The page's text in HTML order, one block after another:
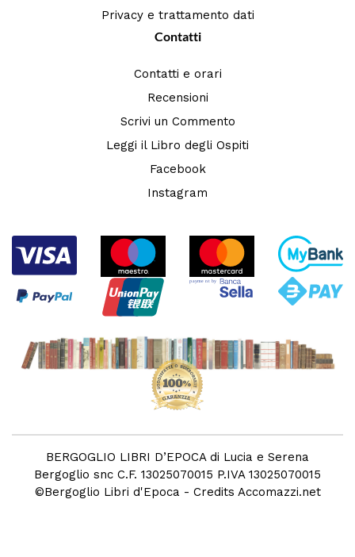
Privacy e trattamento dati
Contatti
Contatti e orari
Recensioni
Scrivi un Commento
Leggi il Libro degli Ospiti
Facebook
Instagram
BERGOGLIO LIBRI D’EPOCA di Lucia e Serena
Bergoglio snc C.F. 13025070015 P.IVA 13025070015
©Bergoglio Libri d'Epoca - Credits Accomazzi.net